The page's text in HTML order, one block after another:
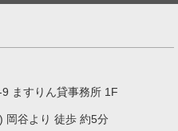
ますりん貸事務所 1F
岡谷より 徒歩 約5分